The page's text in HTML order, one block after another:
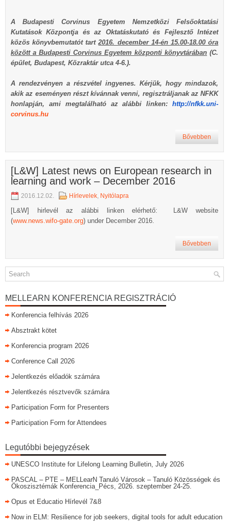
A Budapesti Corvinus Egyetem Nemzetközi Felsőoktatási
Kutatások Központja és az Oktatáskutató és Fejlesztő Intézet
közös könyvbemutatót tart2016. december 14-én 15.00-18.00 óra
között a Budapesti Corvinus Egyetem központi könyvtárában (C.
épület, Budapest, Közraktár utca 4-6.).
A rendezvényen a részvétel ingyenes. Kérjük, hogy mindazok,
akik az eseményen részt kívánnak venni, regisztráljanakaz NFKK
honlapján, ami megtalálható az alábbi linken:
http://nfkk.uni-
corvinus.hu
Bővebben
[L&W] Latest news on European research in
learning and work – December 2016
2016.12.02. Hírlevelek, Nyitólapra
[L&W] hirlevél az alábbi linken elérhető: L&W website
(www.news.wifo-gate.org) under December 2016.
Bővebben
MELLEARN KONFERENCIA REGISZTRÁCIÓ
Konferencia felhívás 2026
Absztrakt kötet
Konferencia program 2026
Conference Call 2026
Jelentkezés előadók számára
Jelentkezés résztvevők számára
Participation Form for Presenters
Participation Form for Attendees
Legutóbbi bejegyzések
UNESCO Institute for Lifelong Learning Bulletin, July 2026
PASCAL – PTE – MELLearN Tanuló Városok – Tanuló Közösségek és
Ökoszisztémák Konferencia_Pécs, 2026. szeptember 24-25.
Opus et Educatio Hírlevél 7&8
Now in ELM: Resilience for job seekers, digital tools for adult education